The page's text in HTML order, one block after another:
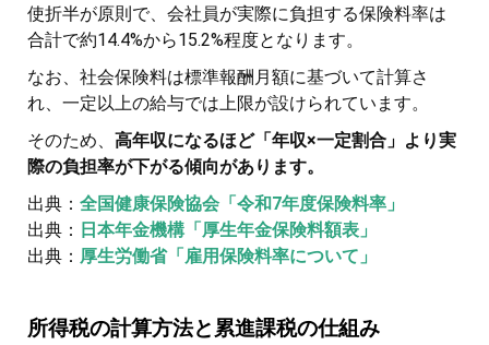
使折半が原則で、会社員が実際に負担する保険料率は
合計で約14.4%から15.2%程度となります。
なお、社会保険料は標準報酬月額に基づいて計算さ
れ、一定以上の給与では上限が設けられています。
そのため、 高年収になるほど「年収×一定割合」より実
際の負担率が下がる傾向があります。
出典： 全国健康保険協会「令和7年度保険料率」
出典： 日本年金機構「厚生年金保険料額表」
出典： 厚生労働省「雇用保険料率について」
所得税の計算方法と累進課税の仕組み